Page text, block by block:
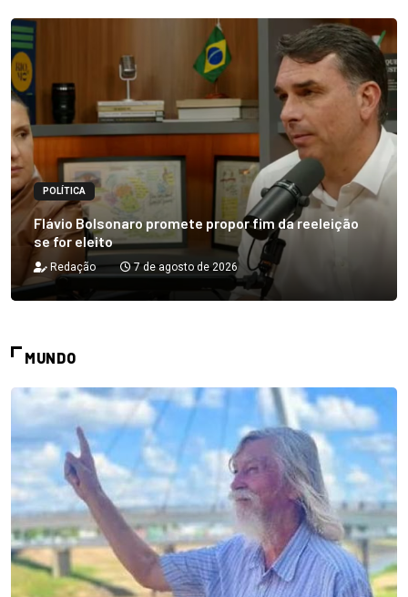
POLÍTICA
Flávio Bolsonaro promete propor fim da reeleição
se for eleito
Redação 7 de agosto de 2026
MUNDO